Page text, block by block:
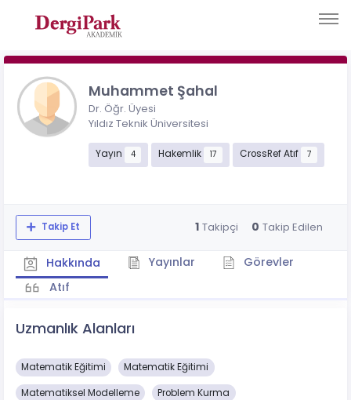
Muhammet Şahal
Dr. Öğr. Üyesi
Yıldız Teknik Üniversitesi
Yayın 4 Hakemlik 17 CrossRef Atıf 7
Takip Et 1 Takipçi 0 Takip Edilen
Hakkında Yayınlar
Görevler
Atıf
Uzmanlık Alanları
Matematik Eğitimi Matematik Eğitimi
Matematiksel Modelleme Problem Kurma